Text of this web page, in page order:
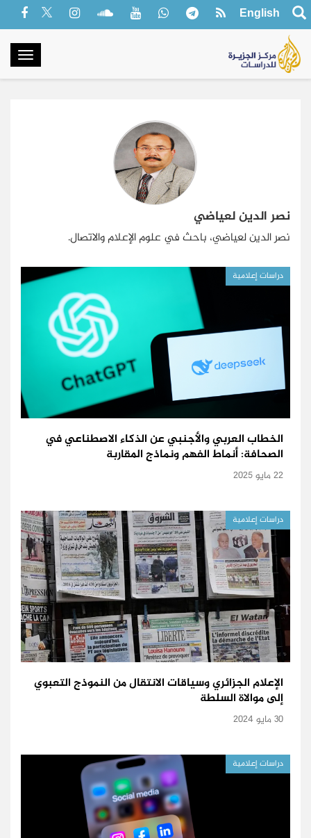
English
نصر الدين لعياضي
نصر الدين لعياضي، باحث في علوم الإعلام والاتصال.
دراسات إعلامية
الخطاب العربي والأجنبي عن الذكاء الاصطناعي في
الصحافة: أنماط الفهم ونماذج المقاربة
22 مايو 2025
دراسات إعلامية
الإعلام الجزائري وسياقات الانتقال من النموذج التعبوي
إلى موالاة السلطة
30 مايو 2024
دراسات إعلامية